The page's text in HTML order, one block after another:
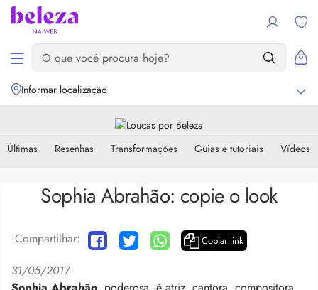
Informar localização
Últimas Resenhas Transformações Guias e tutoriais Vídeos
Sophia Abrahão: copie o look
Compartilhar: Copiar link
31/05/2017